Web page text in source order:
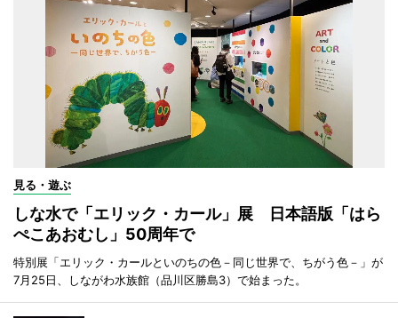
見る・遊ぶ
しな水で「エリック・カール」展 日本語版「はら
ぺこあおむし」50周年で
特別展「エリック・カールといのちの色－同じ世界で、ちがう色－」が
7月25日、しながわ水族館（品川区勝島3）で始まった。